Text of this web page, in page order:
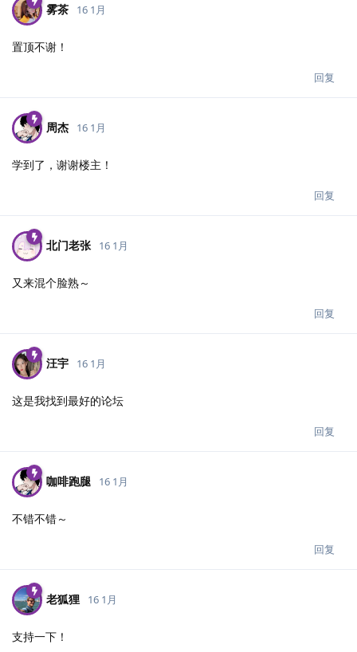
雾茶 16 1月
置顶不谢！
回复
周杰 16 1月
学到了，谢谢楼主！
回复
北门老张 16 1月
又来混个脸熟～
回复
汪宇 16 1月
这是我找到最好的论坛
回复
咖啡跑腿 16 1月
不错不错～
回复
老狐狸 16 1月
支持一下！